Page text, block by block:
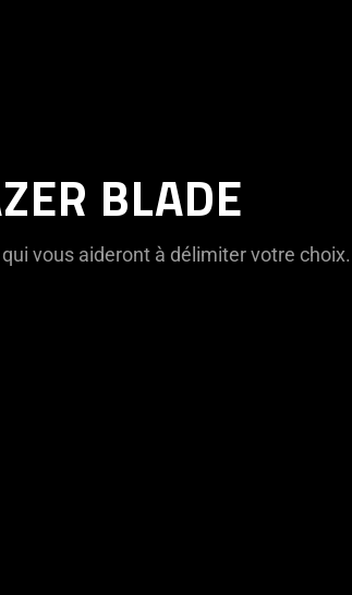
BLADE
vous aideront à délimiter votre choix.